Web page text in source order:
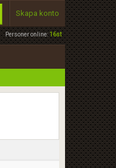
Personer online:16st
Skapa konto